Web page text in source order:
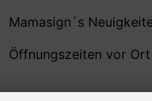
Mamasign´s
Öffnungszeiten vor Ort